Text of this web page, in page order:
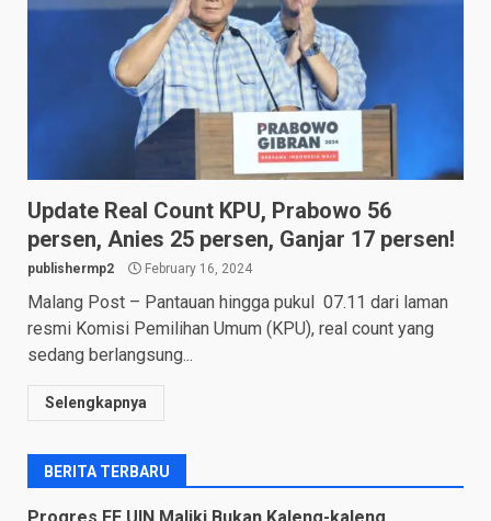
Update Real Count KPU, Prabowo 56
persen, Anies 25 persen, Ganjar 17 persen!
publishermp2 February 16, 2024
Malang Post – Pantauan hingga pukul 07.11 dari laman
resmi Komisi Pemilihan Umum (KPU), real count yang
sedang berlangsung...
Selengkapnya
BERITA TERBARU